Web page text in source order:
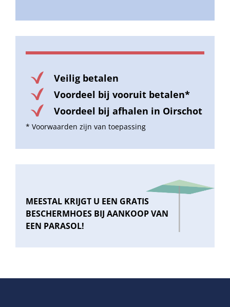
Veilig betalen
Voordeel bij vooruit betalen*
Voordeel bij afhalen in Oirschot
* Voorwaarden zijn van toepassing
MEESTAL KRIJGT U EEN GRATIS
BESCHERMHOES BIJ AANKOOP VAN
EEN PARASOL!